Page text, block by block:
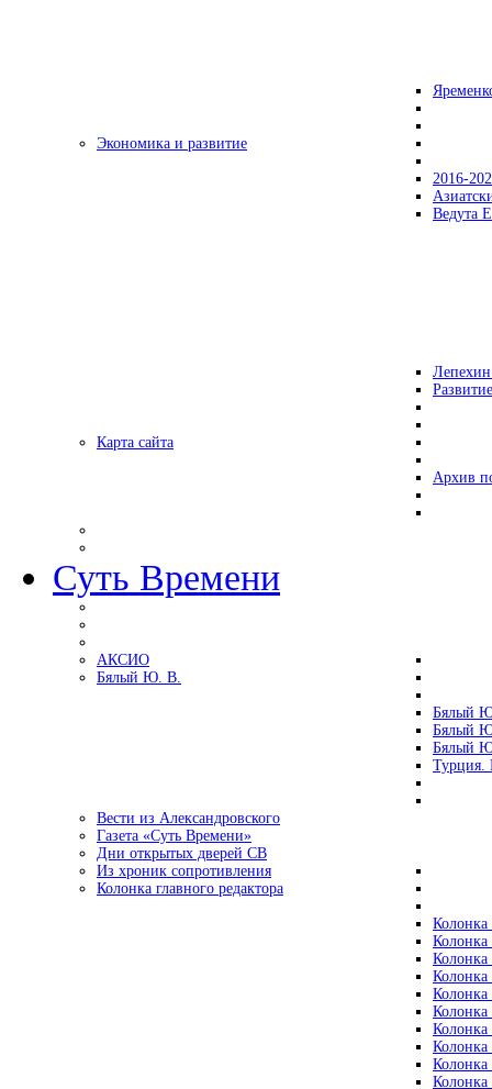
Экономика и развитие
2016-
Ведута
Карта сайта
Архив
Суть Времени
АКСИО
Бялый Ю. В.
Бялый
Бялый
Бялый
Турция.
Вести из Александровского
Газета «Суть Времени»
Дни открытых дверей СВ
Из хроник сопротивления
Колонка главного редактора
Колонка
Колонка
Колонка
Колонка
Колонка
Колонка
Колонка
Колонка
Колонка
Колонка